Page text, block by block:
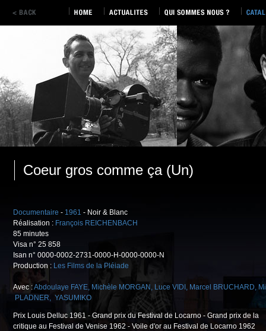
Coeur gros comme ça (Un)
Documentaire - 1961 - Noir & Blanc
Réalisation : François REICHENBACH
85 minutes
Visa n° 25 858
Isan n° 0000-0002-2731-0000-H-0000-0000-N
Production : Les Films de la Pléiade
Avec :Abdoulaye FAYE, Michèle MORGAN , Luce VIDI , Marcel BRUCHARD,
PLADNER, YASUMIKO
Prix Louis Delluc 1961 - Grand prix du Festival de Locarno - Grand prix de la
critique au Festival de Venise 1962 - Voile d'or au Festival de Locarno 1962